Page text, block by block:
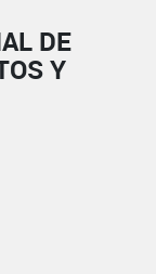
DE
Y